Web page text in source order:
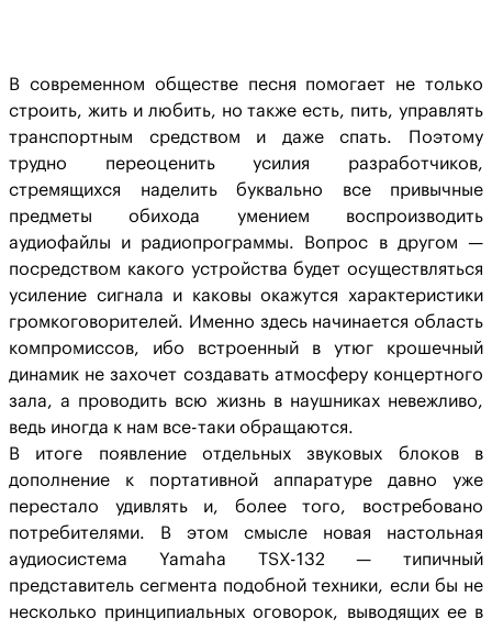
В современном обществе песня помогает не только
строить, жить и любить, но также есть, пить, управлять
транспортным средством и даже спать. Поэтому
трудно переоценить усилия разработчиков,
стремящихся наделить буквально все привычные
предметы обихода умением воспроизводить
аудиофайлы и радиопрограммы. Вопрос в другом —
посредством какого устройства будет осуществляться
усиление сигнала и каковы окажутся характеристики
громкоговорителей. Именно здесь начинается область
компромиссов, ибо встроенный в утюг крошечный
динамик не захочет создавать атмосферу концертного
зала, а проводить всю жизнь в наушниках невежливо,
ведь иногда к нам все-таки обращаются.
В итоге появление отдельных звуковых блоков в
дополнение к портативной аппаратуре давно уже
перестало удивлять и, более того, востребовано
потребителями. В этом смысле новая настольная
аудиосистема Yamaha TSX-132 — типичный
представитель сегмента подобной техники, если бы не
несколько принципиальных оговорок, выводящих ее в